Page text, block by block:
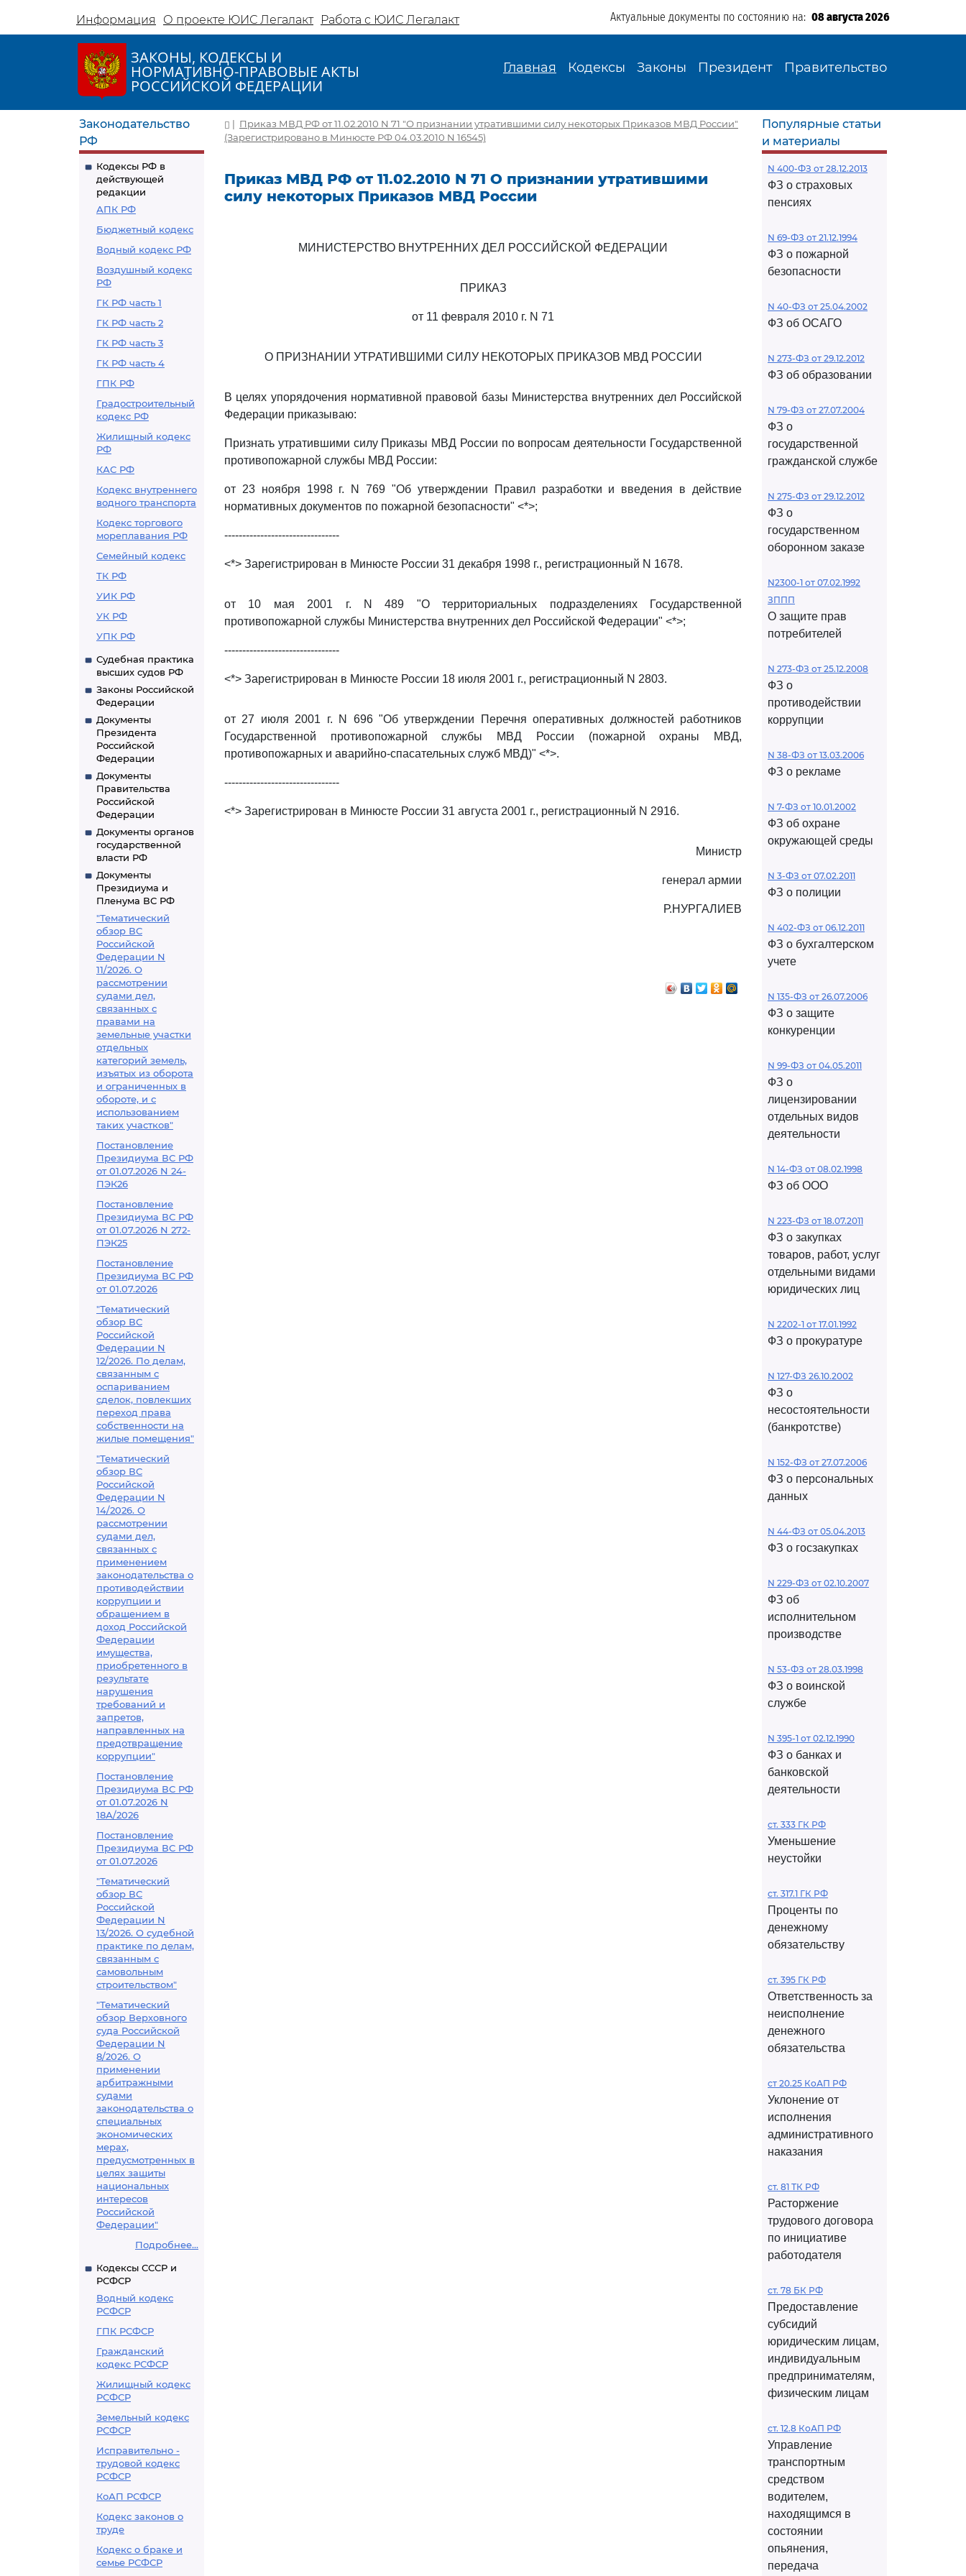
Информация О проекте ЮИС Легалакт Работа с ЮИС Легалакт Актуальные документы по состоянию на: 08 августа 2026
ЗАКОНЫ, КОДЕКСЫ И
НОРМАТИВНО-ПРАВОВЫЕ АКТЫ
РОССИЙСКОЙ ФЕДЕРАЦИИ
Главная Кодексы Законы Президент Правительство
Законодательство
РФ
Кодексы РФ в
действующей
редакции
АПК РФ
Бюджетный кодекс
Водный кодекс РФ
Воздушный кодекс
РФ
ГК РФ часть 1
ГК РФ часть 2
ГК РФ часть 3
ГК РФ часть 4
ГПК РФ
Градостроительный
кодекс РФ
Жилищный кодекс
РФ
КАС РФ
Кодекс внутреннего
водного транспорта
Кодекс торгового
мореплавания РФ
Семейный кодекс
ТК РФ
УИК РФ
УК РФ
УПК РФ
Судебная практика
высших судов РФ
Законы Российской
Федерации
Документы
Президента
Российской
Федерации
Документы
Правительства
Российской
Федерации
Документы органов
государственной
власти РФ
Документы
Президиума и
Пленума ВС РФ
"Тематический
обзор ВС
Российской
Федерации N
11/2026. О
рассмотрении
судами дел,
связанных с
правами на
земельные участки
отдельных
категорий земель,
изъятых из оборота
и ограниченных в
обороте, и с
использованием
таких участков"
Постановление
Президиума ВС РФ
от 01.07.2026 N 24-
ПЭК26
Постановление
Президиума ВС РФ
от 01.07.2026 N 272-
ПЭК25
Постановление
Президиума ВС РФ
от 01.07.2026
"Тематический
обзор ВС
Российской
Федерации N
12/2026. По делам,
связанным с
оспариванием
сделок, повлекших
переход права
собственности на
жилые помещения"
"Тематический
обзор ВС
Российской
Федерации N
14/2026. О
рассмотрении
судами дел,
связанных с
применением
законодательства о
противодействии
коррупции и
обращением в
доход Российской
Федерации
имущества,
приобретенного в
результате
нарушения
требований и
запретов,
направленных на
предотвращение
коррупции"
Постановление
Президиума ВС РФ
от 01.07.2026 N
18А/2026
Постановление
Президиума ВС РФ
от 01.07.2026
"Тематический
обзор ВС
Российской
Федерации N
13/2026. О судебной
практике по делам,
связанным с
самовольным
строительством"
"Тематический
обзор Верховного
суда Российской
Федерации N
8/2026. О
применении
арбитражными
судами
законодательства о
специальных
экономических
мерах,
предусмотренных в
целях защиты
национальных
интересов
Российской
Федерации"
Подробнее...
Кодексы СССР и
РСФСР
Водный кодекс
РСФСР
ГПК РСФСР
Гражданский
кодекс РСФСР
Жилищный кодекс
РСФСР
Земельный кодекс
РСФСР
Исправительно -
трудовой кодекс
РСФСР
КоАП РСФСР
Кодекс законов о
труде
Кодекс о браке и
семье РСФСР
| Приказ МВД РФ от 11.02.2010 N 71 "О признании утратившими силу некоторых Приказов МВД России"
(Зарегистрировано в Минюсте РФ 04.03.2010 N 16545)
Приказ МВД РФ от 11.02.2010 N 71 О признании утратившими
силу некоторых Приказов МВД России
МИНИСТЕРСТВО ВНУТРЕННИХ ДЕЛ РОССИЙСКОЙ ФЕДЕРАЦИИ
ПРИКАЗ
от 11 февраля 2010 г. N 71
О ПРИЗНАНИИ УТРАТИВШИМИ СИЛУ НЕКОТОРЫХ ПРИКАЗОВ МВД РОССИИ
В целях упорядочения нормативной правовой базы Министерства внутренних дел Российской
Федерации приказываю:
Признать утратившими силу Приказы МВД России по вопросам деятельности Государственной
противопожарной службы МВД России:
от 23 ноября 1998 г. N 769 "Об утверждении Правил разработки и введения в действие
нормативных документов по пожарной безопасности" <*>;
--------------------------------
<*> Зарегистрирован в Минюсте России 31 декабря 1998 г., регистрационный N 1678.
от 10 мая 2001 г. N 489 "О территориальных подразделениях Государственной
противопожарной службы Министерства внутренних дел Российской Федерации" <*>;
--------------------------------
<*> Зарегистрирован в Минюсте России 18 июля 2001 г., регистрационный N 2803.
от 27 июля 2001 г. N 696 "Об утверждении Перечня оперативных должностей работников
Государственной противопожарной службы МВД России (пожарной охраны МВД,
противопожарных и аварийно-спасательных служб МВД)" <*>.
--------------------------------
<*> Зарегистрирован в Минюсте России 31 августа 2001 г., регистрационный N 2916.
Министр
генерал армии
Р.НУРГАЛИЕВ
Популярные статьи
и материалы
N 400-ФЗ от 28.12.2013
ФЗ о страховых
пенсиях
N 69-ФЗ от 21.12.1994
ФЗ о пожарной
безопасности
N 40-ФЗ от 25.04.2002
ФЗ об ОСАГО
N 273-ФЗ от 29.12.2012
ФЗ об образовании
N 79-ФЗ от 27.07.2004
ФЗ о
государственной
гражданской службе
N 275-ФЗ от 29.12.2012
ФЗ о
государственном
оборонном заказе
N2300-1 от 07.02.1992
ЗППП
О защите прав
потребителей
N 273-ФЗ от 25.12.2008
ФЗ о
противодействии
коррупции
N 38-ФЗ от 13.03.2006
ФЗ о рекламе
N 7-ФЗ от 10.01.2002
ФЗ об охране
окружающей среды
N 3-ФЗ от 07.02.2011
ФЗ о полиции
N 402-ФЗ от 06.12.2011
ФЗ о бухгалтерском
учете
N 135-ФЗ от 26.07.2006
ФЗ о защите
конкуренции
N 99-ФЗ от 04.05.2011
ФЗ о
лицензировании
отдельных видов
деятельности
N 14-ФЗ от 08.02.1998
ФЗ об ООО
N 223-ФЗ от 18.07.2011
ФЗ о закупках
товаров, работ, услуг
отдельными видами
юридических лиц
N 2202-1 от 17.01.1992
ФЗ о прокуратуре
N 127-ФЗ 26.10.2002
ФЗ о
несостоятельности
(банкротстве)
N 152-ФЗ от 27.07.2006
ФЗ о персональных
данных
N 44-ФЗ от 05.04.2013
ФЗ о госзакупках
N 229-ФЗ от 02.10.2007
ФЗ об
исполнительном
производстве
N 53-ФЗ от 28.03.1998
ФЗ о воинской
службе
N 395-1 от 02.12.1990
ФЗ о банках и
банковской
деятельности
ст. 333 ГК РФ
Уменьшение
неустойки
ст. 317.1 ГК РФ
Проценты по
денежному
обязательству
ст. 395 ГК РФ
Ответственность за
неисполнение
денежного
обязательства
ст 20.25 КоАП РФ
Уклонение от
исполнения
административного
наказания
ст. 81 ТК РФ
Расторжение
трудового договора
по инициативе
работодателя
ст. 78 БК РФ
Предоставление
субсидий
юридическим лицам,
индивидуальным
предпринимателям,
физическим лицам
ст. 12.8 КоАП РФ
Управление
транспортным
средством
водителем,
находящимся в
состоянии
опьянения,
передача